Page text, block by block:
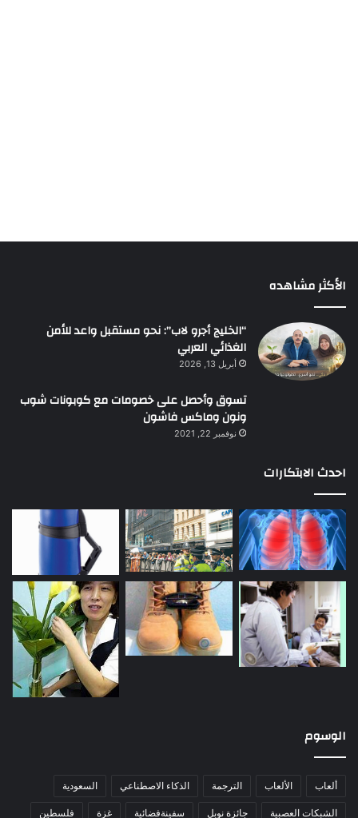
الأكثر مشاهده
“الخليج أجرو لاب”: نحو مستقبل واعد للأمن
الغذائي العربي
أبريل 13, 2026
تسوق وأحصل على خصومات مع كوبونات شوب
ونون وماكس فاشون
نوفمبر 22, 2021
احدث الابتكارات
الوسوم
ألعاب الألعاب الترجمة الذكاء الاصطناعي السعودية
الشبكات العصبية جائزة نوبل سفينةفضائية غزة فلسطين